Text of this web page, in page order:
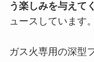
う楽しみを与えて
ュースしています。
ガス火専用の深型